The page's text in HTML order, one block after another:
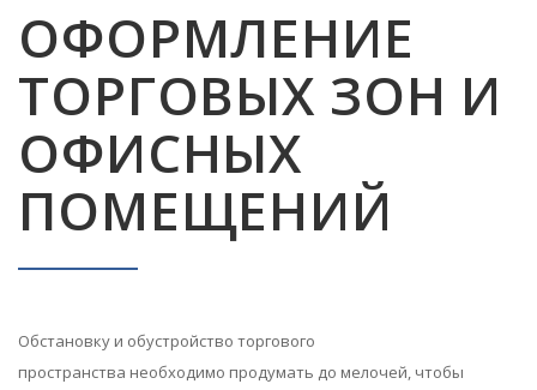
ОФОРМЛЕНИЕ
ТОРГОВЫХ ЗОН И
ОФИСНЫХ
ПОМЕЩЕНИЙ
Обстановку и обустройство торгового
пространства необходимо продумать до мелочей, чтобы